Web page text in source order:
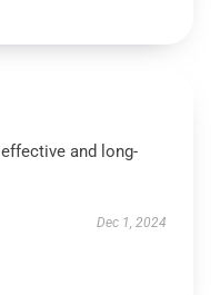
and long-
Dec 1, 2024